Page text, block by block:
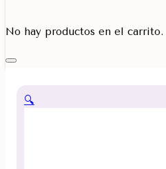
No hay productos en el carrito.
🔍